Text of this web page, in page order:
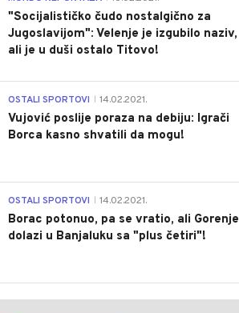
"Socijalističko čudo nostalgično za
Jugoslavijom": Velenje je izgubilo naziv,
ali je u duši ostalo Titovo!
OSTALI SPORTOVI 14.02.2021.
Vujović poslije poraza na debiju: Igrači
Borca kasno shvatili da mogu!
OSTALI SPORTOVI 14.02.2021.
Borac potonuo, pa se vratio, ali Gorenje
dolazi u Banjaluku sa "plus četiri"!